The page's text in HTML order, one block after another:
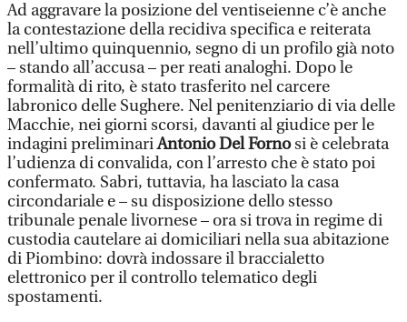
Ad aggravare la posizione del ventiseienne c’è anche
la contestazione della recidiva specifica e reiterata
nell’ultimo quinquennio, segno di un profilo già noto
– stando all’accusa – per reati analoghi. Dopo le
formalità di rito, è stato trasferito nel carcere
labronico delle Sughere. Nel penitenziario di via delle
Macchie, nei giorni scorsi, davanti al giudice per le
indagini preliminariAntonio Del Fornosi è celebrata
l’udienza di convalida, con l’arresto che è stato poi
confermato. Sabri, tuttavia, ha lasciato la casa
circondariale e – su disposizione dello stesso
tribunale penale livornese – ora si trova in regime di
custodia cautelare ai domiciliari nella sua abitazione
di Piombino: dovrà indossare il braccialetto
elettronico per il controllo telematico degli
spostamenti.